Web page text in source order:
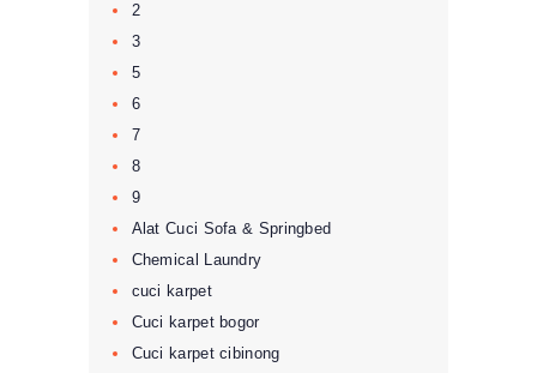
2
3
5
6
7
8
9
Alat Cuci Sofa & Springbed
Chemical Laundry
cuci karpet
Cuci karpet bogor
Cuci karpet cibinong